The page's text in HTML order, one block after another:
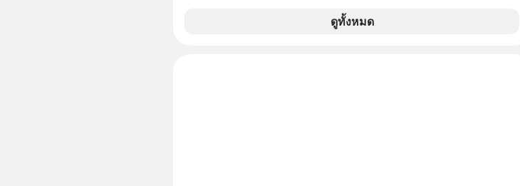
Apple Podcast : https://apple.co/2lEqPPg 🎧
สวย ๆ ได้ในคลิกเดียว ไม่ต้องเสียเวลาทำเองอีกต่อ
ดูทั้งหมด